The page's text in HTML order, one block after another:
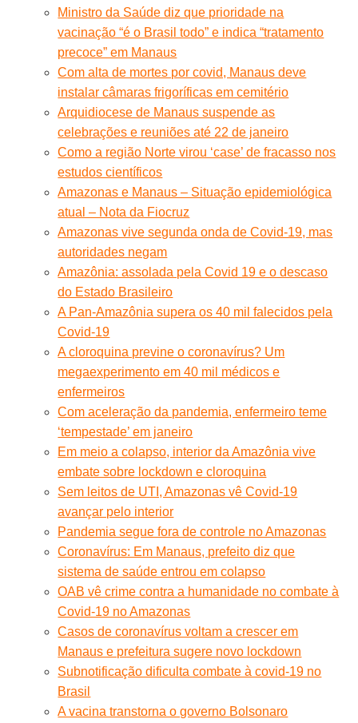
Ministro da Saúde diz que prioridade na
vacinação “é o Brasil todo” e indica “tratamento
precoce” em Manaus
Com alta de mortes por covid, Manaus deve
instalar câmaras frigoríficas em cemitério
Arquidiocese de Manaus suspende as
celebrações e reuniões até 22 de janeiro
Como a região Norte virou ‘case’ de fracasso nos
estudos científicos
Amazonas e Manaus – Situação epidemiológica
atual – Nota da Fiocruz
Amazonas vive segunda onda de Covid-19, mas
autoridades negam
Amazônia: assolada pela Covid 19 e o descaso
do Estado Brasileiro
A Pan-Amazônia supera os 40 mil falecidos pela
Covid-19
A cloroquina previne o coronavírus? Um
megaexperimento em 40 mil médicos e
enfermeiros
Com aceleração da pandemia, enfermeiro teme
‘tempestade’ em janeiro
Em meio a colapso, interior da Amazônia vive
embate sobre lockdown e cloroquina
Sem leitos de UTI, Amazonas vê Covid-19
avançar pelo interior
Pandemia segue fora de controle no Amazonas
Coronavírus: Em Manaus, prefeito diz que
sistema de saúde entrou em colapso
OAB vê crime contra a humanidade no combate à
Covid-19 no Amazonas
Casos de coronavírus voltam a crescer em
Manaus e prefeitura sugere novo lockdown
Subnotificação dificulta combate à covid-19 no
Brasil
A vacina transtorna o governo Bolsonaro